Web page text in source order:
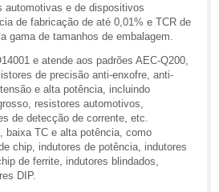
automotivas e de dispositivos
de fabricação de até 0,01% e TCR de
gama de tamanhos de embalagem.
e atende aos padrões AEC-Q200,
de precisão anti-enxofre, anti-
e alta potência, incluindo
resistores automotivos,
de detecção de corrente, etc.
baixa TC e alta potência, como
chip, indutores de potência, indutores
de ferrite, indutores blindados,
DIP.